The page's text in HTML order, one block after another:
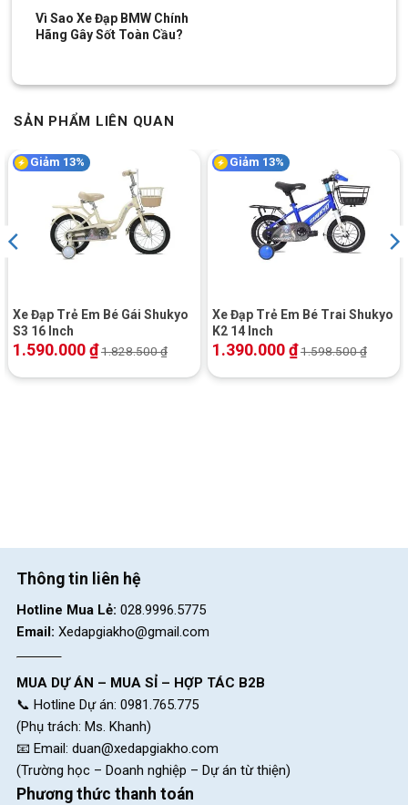
Vì Sao Xe Đạp BMW Chính
Hãng Gây Sốt Toàn Cầu?
SẢN PHẨM LIÊN QUAN
Giảm 13%
Xe Đạp Trẻ Em Bé Gái Shukyo
S3 16 Inch
1.590.000₫1.828.500₫
Giảm 13%
Xe Đạp Trẻ Em Bé Trai Shukyo
K2 14 Inch
1.390.000₫1.598.500₫
Thông tin liên hệ
Hotline Mua Lẻ: 028.9996.5775
Email: Xedapgiakho@gmail.com
MUA DỰ ÁN – MUA SỈ – HỢP TÁC B2B
📞 Hotline Dự án: 0981.765.775
(Phụ trách: Ms. Khanh)
📧 Email: duan@xedapgiakho.com
(Trường học – Doanh nghiệp – Dự án từ thiện)
Phương thức thanh toán